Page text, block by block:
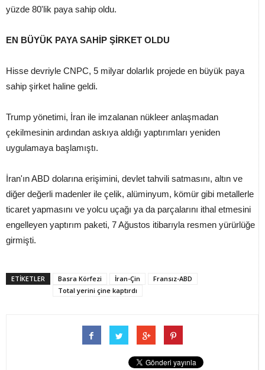
yüzde 80'lik paya sahip oldu.
EN BÜYÜK PAYA SAHİP ŞİRKET OLDU
Hisse devriyle CNPC, 5 milyar dolarlık projede en büyük paya
sahip şirket haline geldi.
Trump yönetimi, İran ile imzalanan nükleer anlaşmadan
çekilmesinin ardından askıya aldığı yaptırımları yeniden
uygulamaya başlamıştı.
İran'ın ABD dolarına erişimini, devlet tahvili satmasını, altın ve
diğer değerli madenler ile çelik, alüminyum, kömür gibi metallerle
ticaret yapmasını ve yolcu uçağı ya da parçalarını ithal etmesini
engelleyen yaptırım paketi, 7 Ağustos itibarıyla resmen yürürlüğe
girmişti.
ETİKETLER Basra Körfezi İran-Çin
Fransız-ABD
Total yerini çine kaptırdı